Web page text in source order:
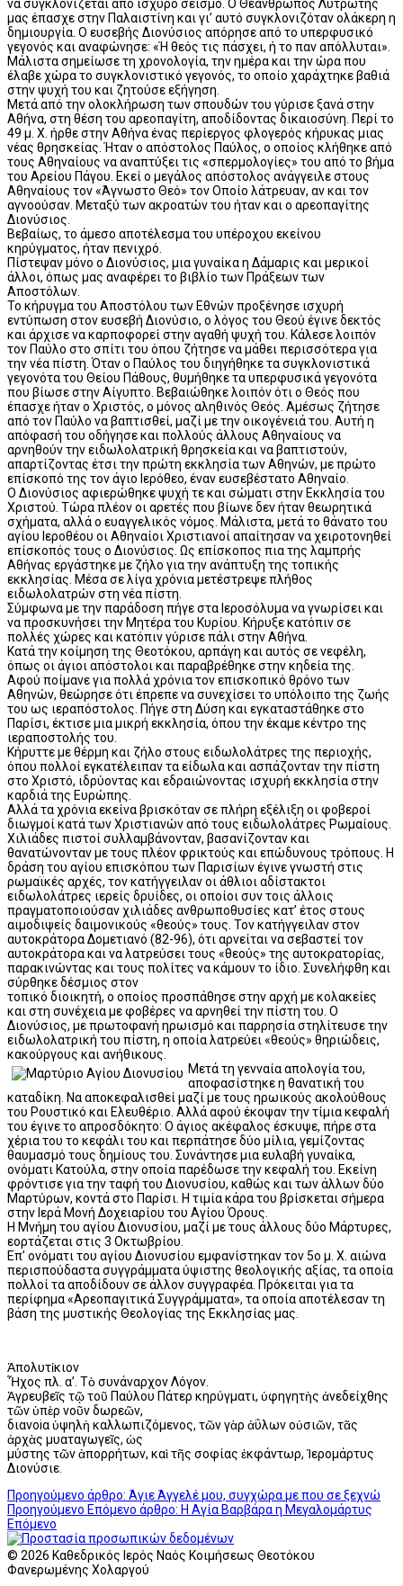
να συγκλονίζεται από ισχυρό σεισμό. Ο Θεάνθρωπος Λυτρωτής
μας έπασχε στην Παλαιστίνη και γι’ αυτό συγκλονιζόταν ολάκερη η
δημιουργία. Ο ευσεβής Διονύσιος απόρησε από το υπερφυσικό
γεγονός και αναφώνησε: «Ή θεός τις πάσχει, ή το παν απόλλυται».
Μάλιστα σημείωσε τη χρονολογία, την ημέρα και την ώρα που
έλαβε χώρα το συγκλονιστικό γεγονός, το οποίο χαράχτηκε βαθιά
στην ψυχή του και ζητούσε εξήγηση.
Μετά από την ολοκλήρωση των σπουδών του γύρισε ξανά στην
Αθήνα, στη θέση του αρεοπαγίτη, αποδίδοντας δικαιοσύνη. Περί το
49 μ. Χ. ήρθε στην Αθήνα ένας περίεργος φλογερός κήρυκας μιας
νέας θρησκείας. Ήταν ο απόστολος Παύλος, ο οποίος κλήθηκε από
τους Αθηναίους να αναπτύξει τις «σπερμολογίες» του από το βήμα
του Αρείου Πάγου. Εκεί ο μεγάλος απόστολος ανάγγειλε στους
Αθηναίους τον «Άγνωστο Θεό» τον Οποίο λάτρευαν, αν και τον
αγνοούσαν. Μεταξύ των ακροατών του ήταν και ο αρεοπαγίτης
Διονύσιος.
Βεβαίως, το άμεσο αποτέλεσμα του υπέροχου εκείνου
κηρύγματος, ήταν πενιχρό.
Πίστεψαν μόνο ο Διονύσιος, μια γυναίκα η Δάμαρις και μερικοί
άλλοι, όπως μας αναφέρει το βιβλίο των Πράξεων των
Αποστόλων.
Το κήρυγμα του Αποστόλου των Εθνών προξένησε ισχυρή
εντύπωση στον ευσεβή Διονύσιο, ο λόγος του Θεού έγινε δεκτός
και άρχισε να καρποφορεί στην αγαθή ψυχή του. Κάλεσε λοιπόν
τον Παύλο στο σπίτι του όπου ζήτησε να μάθει περισσότερα για
την νέα πίστη. Όταν ο Παύλος του διηγήθηκε τα συγκλονιστικά
γεγονότα του Θείου Πάθους, θυμήθηκε τα υπερφυσικά γεγονότα
που βίωσε στην Αίγυπτο. Βεβαιώθηκε λοιπόν ότι ο Θεός που
έπασχε ήταν ο Χριστός, ο μόνος αληθινός Θεός. Αμέσως ζήτησε
από τον Παύλο να βαπτισθεί, μαζί με την οικογένειά του. Αυτή η
απόφασή του οδήγησε και πολλούς άλλους Αθηναίους να
αρνηθούν την ειδωλολατρική θρησκεία και να βαπτιστούν,
απαρτίζοντας έτσι την πρώτη εκκλησία των Αθηνών, με πρώτο
επίσκοπό της τον άγιο Ιερόθεο, έναν ευσεβέστατο Αθηναίο.
Ο Διονύσιος αφιερώθηκε ψυχή τε και σώματι στην Εκκλησία του
Χριστού. Τώρα πλέον οι αρετές που βίωνε δεν ήταν θεωρητικά
σχήματα, αλλά ο ευαγγελικός νόμος. Μάλιστα, μετά το θάνατο του
αγίου Ιεροθέου οι Αθηναίοι Χριστιανοί απαίτησαν να χειροτονηθεί
επίσκοπός τους ο Διονύσιος. Ως επίσκοπος πια της λαμπρής
Αθήνας εργάστηκε με ζήλο για την ανάπτυξη της τοπικής
εκκλησίας. Μέσα σε λίγα χρόνια μετέστρεψε πλήθος
ειδωλολατρών στη νέα πίστη.
Σύμφωνα με την παράδοση πήγε στα Ιεροσόλυμα να γνωρίσει και
να προσκυνήσει την Μητέρα του Κυρίου. Κήρυξε κατόπιν σε
πολλές χώρες και κατόπιν γύρισε πάλι στην Αθήνα.
Κατά την κοίμηση της Θεοτόκου, αρπάγη και αυτός σε νεφέλη,
όπως οι άγιοι απόστολοι και παραβρέθηκε στην κηδεία της.
Αφού ποίμανε για πολλά χρόνια τον επισκοπικό θρόνο των
Αθηνών, θεώρησε ότι έπρεπε να συνεχίσει το υπόλοιπο της ζωής
του ως ιεραπόστολος. Πήγε στη Δύση και εγκαταστάθηκε στο
Παρίσι, έκτισε μια μικρή εκκλησία, όπου την έκαμε κέντρο της
ιεραποστολής του.
Κήρυττε με θέρμη και ζήλο στους ειδωλολάτρες της περιοχής,
όπου πολλοί εγκατέλειπαν τα είδωλα και ασπάζονταν την πίστη
στο Χριστό, ιδρύοντας και εδραιώνοντας ισχυρή εκκλησία στην
καρδιά της Ευρώπης.
Αλλά τα χρόνια εκείνα βρισκόταν σε πλήρη εξέλιξη οι φοβεροί
διωγμοί κατά των Χριστιανών από τους ειδωλολάτρες Ρωμαίους.
Χιλιάδες πιστοί συλλαμβάνονταν, βασανίζονταν και
θανατώνονταν με τους πλέον φρικτούς και επώδυνους τρόπους. Η
δράση του αγίου επισκόπου των Παρισίων έγινε γνωστή στις
ρωμαϊκές αρχές, τον κατήγγειλαν οι άθλιοι αδίστακτοι
ειδωλολάτρες ιερείς δρυίδες, οι οποίοι συν τοις άλλοις
πραγματοποιούσαν χιλιάδες ανθρωποθυσίες κατ’ έτος στους
αιμοδιψείς δαιμονικούς «θεούς» τους. Τον κατήγγειλαν στον
αυτοκράτορα Δομετιανό (82-96), ότι αρνείται να σεβαστεί τον
αυτοκράτορα και να λατρεύσει τους «θεούς» της αυτοκρατορίας,
παρακινώντας και τους πολίτες να κάμουν το ίδιο. Συνελήφθη και
σύρθηκε δέσμιος στον
τοπικό διοικητή, ο οποίος προσπάθησε στην αρχή με κολακείες
και στη συνέχεια με φοβέρες να αρνηθεί την πίστη του. Ο
Διονύσιος, με πρωτοφανή ηρωισμό και παρρησία στηλίτευσε την
ειδωλολατρική του πίστη, η οποία λατρεύει «θεούς» θηριώδεις,
κακούργους και ανήθικους.
Μετά τη γενναία απολογία του,
αποφασίστηκε η θανατική του
καταδίκη. Να αποκεφαλισθεί μαζί με τους ηρωικούς ακολούθους
του Ρουστικό και Ελευθέριο. Αλλά αφού έκοψαν την τίμια κεφαλή
του έγινε το απροσδόκητο: Ο άγιος ακέφαλος έσκυψε, πήρε στα
χέρια του το κεφάλι του και περπάτησε δύο μίλια, γεμίζοντας
θαυμασμό τους δημίους του. Συνάντησε μια ευλαβή γυναίκα,
ονόματι Κατούλα, στην οποία παρέδωσε την κεφαλή του. Εκείνη
φρόντισε για την ταφή του Διονυσίου, καθώς και των άλλων δύο
Μαρτύρων, κοντά στο Παρίσι. Η τιμία κάρα του βρίσκεται σήμερα
στην Ιερά Μονή Δοχειαρίου του Αγίου Όρους.
Η Μνήμη του αγίου Διονυσίου, μαζί με τους άλλους δύο Μάρτυρες,
εορτάζεται στις 3 Οκτωβρίου.
Επ’ ονόματι του αγίου Διονυσίου εμφανίστηκαν τον 5ο μ. Χ. αιώνα
περισπούδαστα συγγράμματα ύψιστης θεολογικής αξίας, τα οποία
πολλοί τα αποδίδουν σε άλλον συγγραφέα. Πρόκειται για τα
περίφημα «Αρεοπαγιτικά Συγγράμματα», τα οποία αποτέλεσαν τη
βάση της μυστικής Θεολογίας της Εκκλησίας μας.
Ἀπολυτίκιον
Ἦχος πλ. α’. Τὸ συνάναρχον Λόγον.
Ἀγρευβεῖς τῷ τοῦ Παύλου Πάτερ κηρύγματι, ὑφηγητὴς ἀνεδείχθης
τῶν ὑπὲρ νοῦν δωρεῶν,
διαvoiα ὑψηλὴ καλλωπιζόμενος, τῶν γὰρ ἀΰλων οὐσιῶν, τᾶς
ἀρχὰς μυαταγωγεῖς, ὡς
μύστης τῶν ἀπορρήτων, καὶ τῆς σοφίας ἐκφάντωρ, Ἱερομάρτυς
Διονύσιε.
Προηγούμενο άρθρο: Άγιε Άγγελέ μου, συγχώρα με που σε ξεχνώ
Προηγούμενο Επόμενο άρθρο: Η Αγία Βαρβάρα η Μεγαλομάρτυς
Επόμενο
© 2026 Καθεδρικός Ιερός Ναός Κοιμήσεως Θεοτόκου
Φανερωμένης Χολαργού